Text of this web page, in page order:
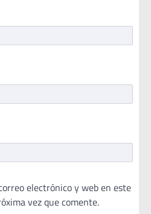
electrónico y web en este
vez que comente.